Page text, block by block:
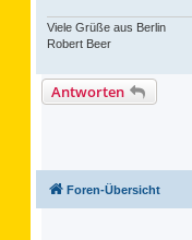
Viele Grüße aus Berlin
Robert Beer
Antworten
Foren-Übersicht